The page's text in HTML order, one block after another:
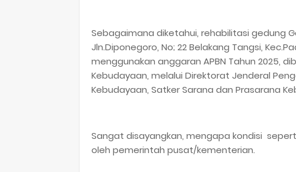
Sebagaimana diketahui, rehabilitasi gedung
Jln.Diponegoro, No; 22 Belakang Tangsi,
menggunakan anggaran APBN Tahun 2025,
Kebudayaan, melalui Direktorat Jenderal
Kebudayaan, Satker Sarana dan Prasarana
Sangat disayangkan, mengapa kondisi
oleh pemerintah pusat/kementerian.